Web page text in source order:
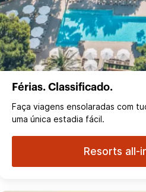
Férias. Classificado.
Faça viagens ensolaradas com
uma única estadia fácil.
Resorts all-